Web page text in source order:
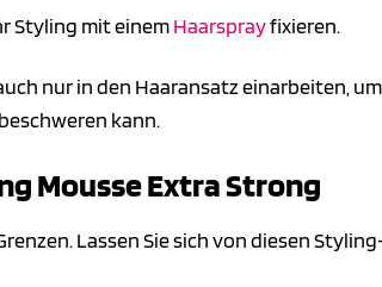
Styling mit einemHaarsprayfixieren.
nur in den Haaransatz einarbeiten,
kann.
Mousse Extra Strong
Lassen Sie sich von diesen